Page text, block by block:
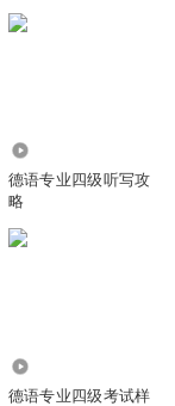
德语专业四级听写攻
略
德语专业四级考试样